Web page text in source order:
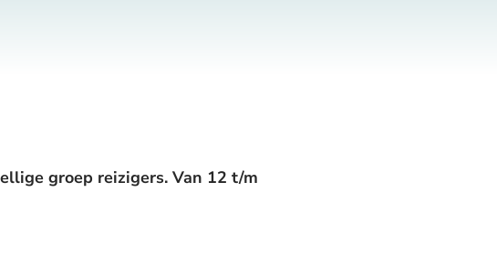
groep reizigers. Van 12 t/m